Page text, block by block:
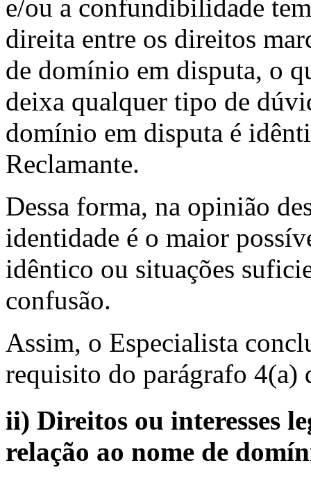
e/ou a confundibilidade
direita entre os direitos
de domínio em disputa, o
deixa qualquer tipo de
domínio em disputa é
Reclamante.
Dessa forma, na opinião
identidade é o maior
idêntico ou situações
confusão.
Assim, o Especialista
requisito do parágrafo 4(a)
ii) Direitos ou interesses
relação ao nome de